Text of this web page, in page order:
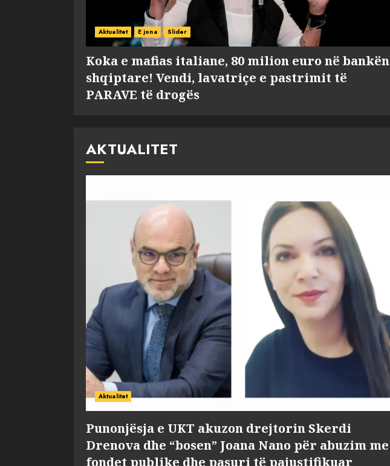
Aktualitet E jona Slider
Koka e mafias italiane, 80 milion euro në bankën
shqiptare! Vendi, lavatriçe e pastrimit të
PARAVE të drogës
AKTUALITET
Aktualitet
Punonjësja e UKT akuzon drejtorin Skerdi
Drenova dhe “bosen” Joana Nano për abuzim me
fondet publike dhe pasuri të pajustifikuar